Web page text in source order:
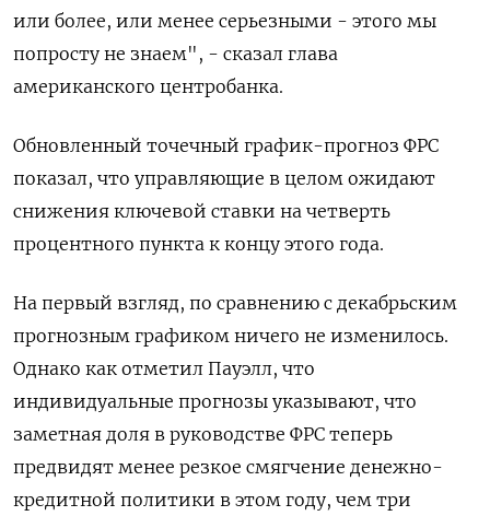
или более, или менее серьезными - этого ‌мы
попросту не знаем", - сказал глава
американского центробанка.
Обновленный точечный график-прогноз ФРС
показал, ​что управляющие в целом ожидают
снижения ключевой ставки на четверть
процентного пункта к концу этого ‌года.
На первый взгляд, по сравнению с декабрьским
прогнозным графиком ничего не изменилось.
Однако как отметил Пауэлл, что
индивидуальные прогнозы указывают, что
заметная доля ​в руководстве ФРС теперь
предвидят менее ​резкое смягчение денежно-
кредитной политики ‌в этом году, чем три